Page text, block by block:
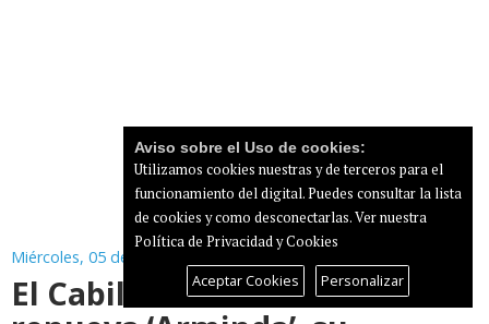
Miércoles, 05 de Agosto de 2026
El Cabildo de Gran Canaria
Aviso sobre el Uso de cookies:
Utilizamos cookies nuestras y de terceros para el
funcionamiento del digital. Puedes consultar la lista
de cookies y como desconectarlas.Ver nuestra
Política de Privacidad y Cookies
Aceptar Cookies Personalizar